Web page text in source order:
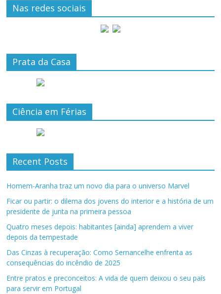
Nas redes sociais
Prata da Casa
Ciência em Férias
Recent Posts
Homem-Aranha traz um novo dia para o universo Marvel
Ficar ou partir: o dilema dos jovens do interior e a história de um
presidente de junta na primeira pessoa
Quatro meses depois: habitantes [ainda] aprendem a viver
depois da tempestade
Das Cinzas à recuperação: Como Sernancelhe enfrenta as
consequências do incêndio de 2025
Entre pratos e preconceitos: A vida de quem deixou o seu país
para servir em Portugal